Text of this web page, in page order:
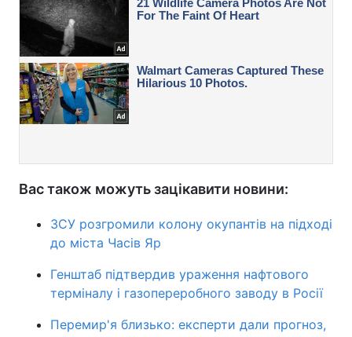
Вас також можуть зацікавити новини:
ЗСУ розгромили колону окупантів на підході
до міста Часів Яр
Генштаб підтвердив ураження нафтового
терміналу і газопереробного заводу в Росії
Перемир'я близько: експерти дали прогноз,